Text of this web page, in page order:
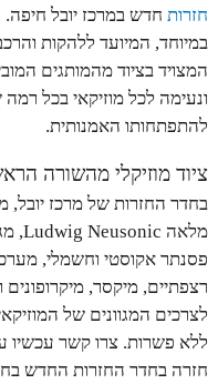
חזרותחדש במרכז יובל חיפה.
במיוחד, המיועד ללהקות
המצויד בציוד מהמותגים
ונעימה לכל מוזיקאי בכל
להתפתחותו האמנותית.
ציוד מוזיקלי מהשורה
בחדר החזרות של מרכז יובל,
פסנתר אקוסטי וחשמלי,
רצפתיים, מיקסר,
לצרכים המגוונים של
ללא פשרות. צרו קשר עכשיו
חזרה בחדר החזרות החדש